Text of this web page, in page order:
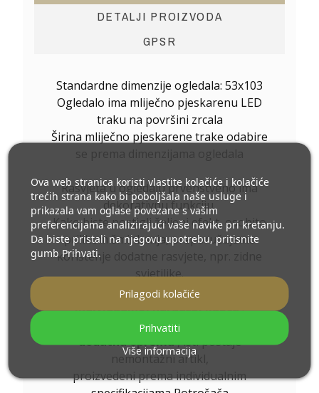
DETALJI PROIZVODA
GPSR
Standardne dimenzije ogledala: 53x103
Ogledalo ima mliječno pjeskarenu LED
traku na površini zrcala
Širina mliječno pjeskarene trake odabire
Rasvjeta u ogledalu prvenstveno ima
dekorativnu funkciju.
Kako biste postigli željeni efekt, osobito
prilikom šminkanja, preporučujemo
korištenje dodatne rasvjete, npr. zidne
svjetiljke.
Ostale dimenzije izrađujemo prema
individualnoj narudžbi kupca.
Ukoliko uz naručeni proizvod odaberete
dodatnu opremu, isti postaje
nemontažni artikl,
proizvedeni prema individualnim
Ova web stranica koristi vlastite kolačiće i kolačiće
trećih strana kako bi poboljšala naše usluge i
prikazala vam oglase povezane s vašim
preferencijama analizirajući vaše navike pri kretanju.
Da biste pristali na njegovu upotrebu, pritisnite
gumb Prihvati.
Više informacija
Prilagodi kolačiće
Prihvatiti